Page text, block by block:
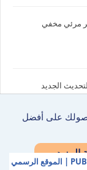
مرئي مخفي
على أفضل
المزيد